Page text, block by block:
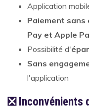
Application
Paiement sans
Pay et Apple
Possibilité d'
Sans
l'application
❎ Inconvénients